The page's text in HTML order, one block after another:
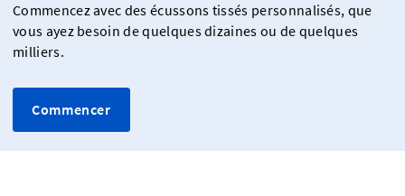
Commencez avec des écussons tissés personnalisés, que
vous ayez besoin de quelques dizaines ou de quelques
milliers.
Commencer